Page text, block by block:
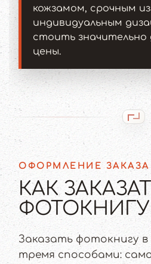
кожзамом, срочным
индивидуальным
стоить значительно
цены.
ОФОРМЛЕНИЕ ЗАКАЗА
КАК
ФОТОКНИГУ
Заказать фотокнигу
тремя способами: